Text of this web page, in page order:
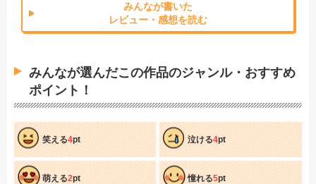
みんなが書いた
レビュー・感想を読む
みんなが選んだこの作品のジャンル・おすすめ
ポイント！
笑える4pt 泣ける4pt
萌える2pt 憧れる5pt